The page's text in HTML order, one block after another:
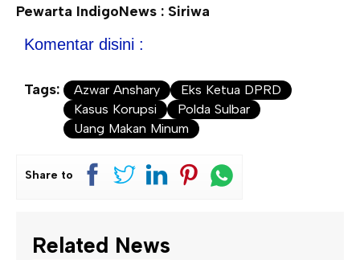
Pewarta IndigoNews : Siriwa
Komentar disini :
Tags: Azwar Anshary
Eks Ketua DPRD
Kasus Korupsi
Polda Sulbar
Uang Makan Minum
Share to
Related News